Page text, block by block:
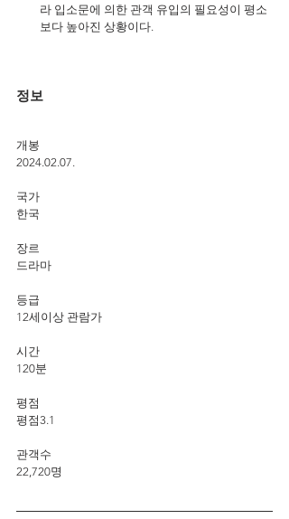
라 입소문에 의한 관객 유입의 필요성이 평소
보다 높아진 상황이다.
정보
개봉
2024.02.07.
국가
한국
장르
드라마
등급
12세이상 관람가
시간
120분
평점
평점3.1
관객수
22,720명